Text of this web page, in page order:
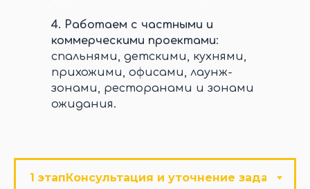
4. Работаем с частными и
коммерческими проектами:
спальнями, детскими, кухнями,
прихожими, офисами, лаунж-
зонами, ресторанами и зонами
ожидания.